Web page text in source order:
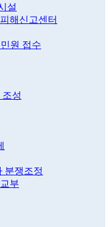
설
해신고센터
원 접수
성
분쟁조정
부